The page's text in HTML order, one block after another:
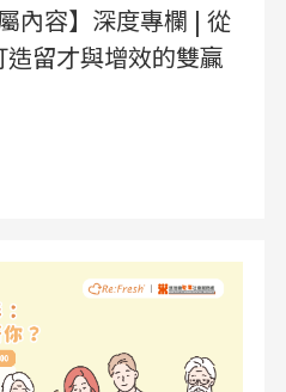
內容】深度專欄 | 從
留才與增效的雙贏